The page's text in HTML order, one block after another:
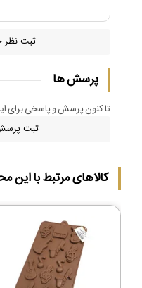
ثبت نظر جدید
پرسش ها
تا کنون پرسش و پاسخی
ثبت
کالاهای مرتبط با این